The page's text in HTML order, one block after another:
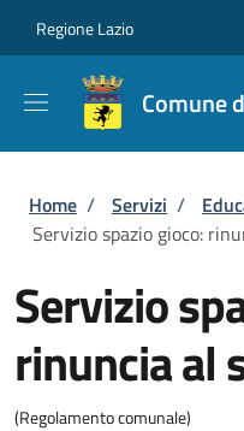
Regione Lazio
Comune
Briciole di
Home / Servizi /
Servizio spazio gioco:
Servizio
rinuncia al
(Regolamento comunale)